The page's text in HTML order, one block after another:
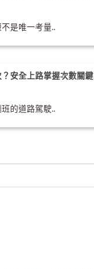
是唯一考量..
安全上路掌握次數關鍵
的道路駕駛..